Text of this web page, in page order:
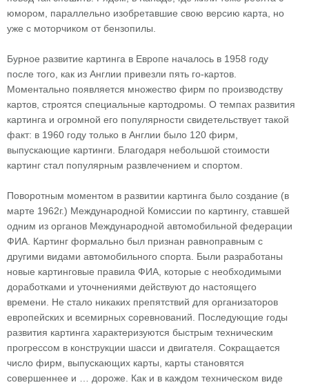
юмором, параллельно изобретавшие свою версию карта, но
уже с моторчиком от бензопилы.
Бурное развитие картинга в Европе началось в 1958 году
после того, как из Англии привезли пять го-картов.
Моментально появляется множество фирм по производству
картов, строятся специальные картодромы. О темпах развития
картинга и огромной его популярности свидетельствует такой
факт: в 1960 году только в Англии было 120 фирм,
выпускающие картинги. Благодаря небольшой стоимости
картинг стал популярным развлечением и спортом.
Поворотным моментом в развитии картинга было создание (в
марте 1962г.) Международной Комиссии по картингу, ставшей
одним из органов Международной автомобильной федерации
ФИА. Картинг формально был признан равноправным с
другими видами автомобильного спорта. Были разработаны
новые картинговые правила ФИА, которые с необходимыми
доработками и уточнениями действуют до настоящего
времени. Не стало никаких препятствий для организаторов
европейских и всемирных соревнований. Последующие годы
развития картинга характеризуются быстрым техническим
прогрессом в конструкции шасси и двигателя. Сокращается
число фирм, выпускающих карты, карты становятся
совершеннее и … дороже. Как и в каждом техническом виде